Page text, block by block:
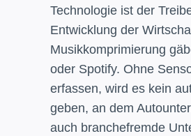
Technologie ist der
Entwicklung der
Musikkomprimierung
oder Spotify. Ohne
erfassen, wird es kein
geben, an dem
auch branchefremde